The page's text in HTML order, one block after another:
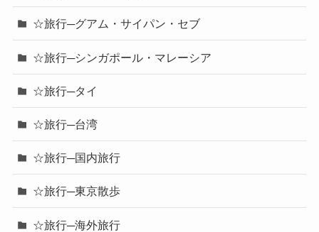
☆旅行─グアム・サイパン・セブ
☆旅行─シンガポール・マレーシア
☆旅行─タイ
☆旅行─台湾
☆旅行─国内旅行
☆旅行─東京散歩
☆旅行─海外旅行